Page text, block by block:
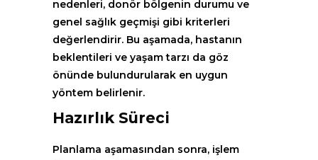
nedenleri, donör bölgenin durumu ve
genel sağlık geçmişi gibi kriterleri
değerlendirir. Bu aşamada, hastanın
beklentileri ve yaşam tarzı da göz
önünde bulundurularak en uygun
yöntem belirlenir.
Hazırlık Süreci
Planlama aşamasından sonra, işlem